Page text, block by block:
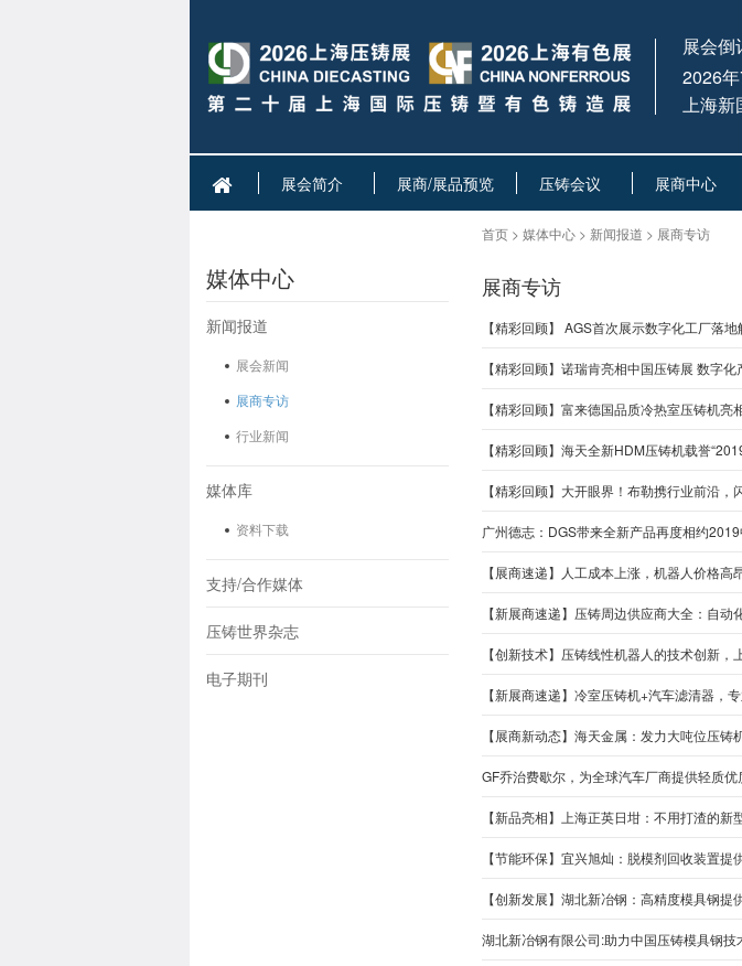
展会倒
2026
上海新
展会简介 展商/展品预览 压铸会议 展商中心
媒体中心
新闻报道
展会新闻
展商专访
行业新闻
媒体库
资料下载
支持/合作媒体
压铸世界杂志
电子期刊
首页 > 媒体中心 > 新闻报道 > 展商专访
展商专访
【精彩回顾】 AGS首次展示数字化工厂落
【精彩回顾】诺瑞肯亮相中国压铸展 数字化
【精彩回顾】富来德国品质冷热室压铸机
【精彩回顾】海天全新HDM压铸机载誉
【精彩回顾】大开眼界！布勒携行业前沿，
广州德志：DGS带来全新产品再度相约
【展商速递】人工成本上涨，机器人价格
【新展商速递】压铸周边供应商大全：自动
【创新技术】压铸线性机器人的技术创新，
【新展商速递】冷室压铸机+汽车滤清器，
【展商新动态】海天金属：发力大吨位压铸
GF乔治费歇尔，为全球汽车厂商提供轻质
【新品亮相】上海正英日坩：不用打渣的
【节能环保】宜兴旭灿：脱模剂回收装置
【创新发展】湖北新冶钢：高精度模具钢
湖北新冶钢有限公司:助力中国压铸模具钢技